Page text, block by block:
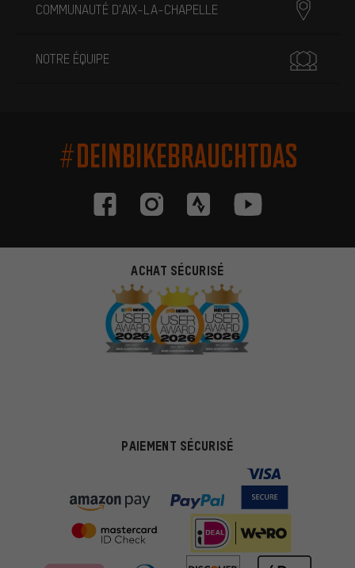
COMMUNAUTÉ D'AIX-LA-CHAPELLE
NOTRE ÉQUIPE
#DEINBIKEBRAUCHTDAS
ACHAT SÉCURISÉ
PAIEMENT SÉCURISÉ